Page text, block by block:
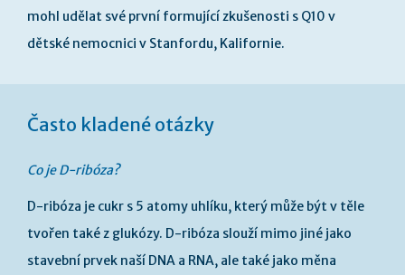
mohl udělat své první formující zkušenosti s Q10 v
dětské nemocnici v Stanfordu, Kalifornie.
Často kladené otázky
Co je D-ribóza?
D-ribóza je cukr s 5 atomy uhlíku, který může být v těle
tvořen také z glukózy. D-ribóza slouží mimo jiné jako
stavební prvek naší DNA a RNA, ale také jako měna